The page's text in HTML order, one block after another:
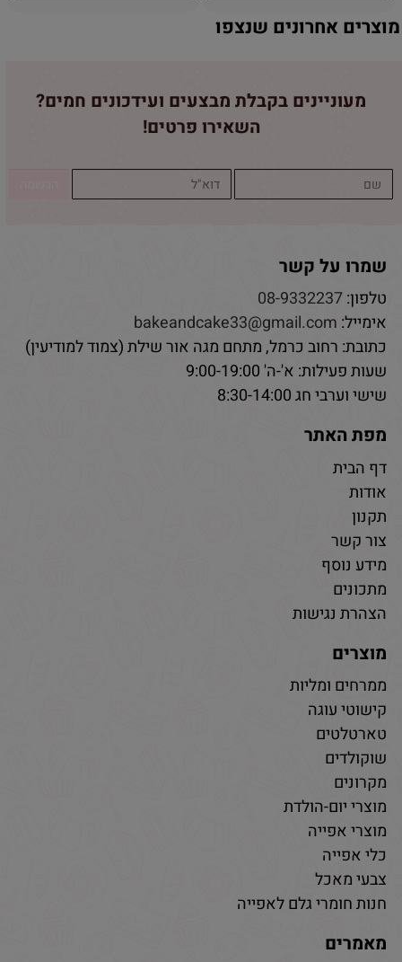
מוצרים אחרונים שנצפו
מעוניינים בקבלת מבצעים ועידכונים חמים?
השאירו פרטים!
שמרו על קשר
טלפון:08-9332237
אימייל: bakeandcake33@gmail.com
כתובת: רחוב כרמל, מתחם מגה אור שילת (צמוד למודיעין)
שעות פעילות: א'-ה' 9:00-19:00
שישי וערבי חג 8:30-14:00
מפת האתר
דף הבית
אודות
תקנון
צור קשר
מידע נוסף
מתכונים
הצהרת נגישות
מוצרים
ממרחים ומליות
קישוטי עוגה
טארטלטים
שוקולדים
מקרונים
מוצרי יום-הולדת
מוצרי אפייה
כלי אפייה
צבעי מאכל
חנות חומרי גלם לאפייה
מאמרים